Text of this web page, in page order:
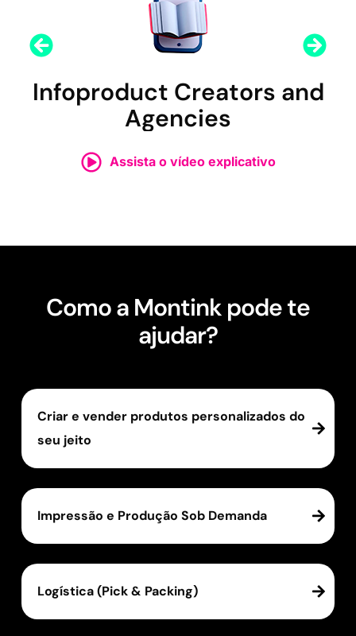
Infoproduct Creators and
Agencies
Assista o vídeo explicativo
Como a Montink pode te
ajudar?
Criar e vender produtos personalizados do
seu jeito
Impressão e Produção Sob Demanda
Logística (Pick & Packing)